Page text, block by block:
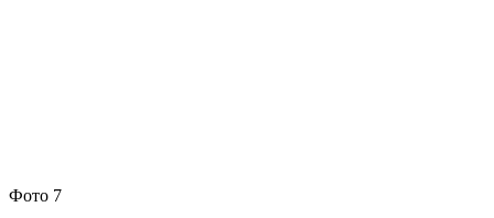
Фото 7